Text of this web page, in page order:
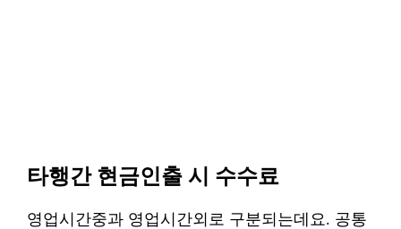
타행간 현금인출 시 수수료
영업시간중과 영업시간외로 구분되는데요. 공통